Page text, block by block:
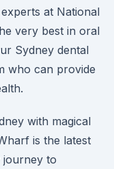
at National
very best in oral
Sydney dental
who can provide
with magical
is the latest
journey to